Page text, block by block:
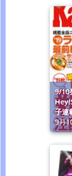
9/10
子連
9月